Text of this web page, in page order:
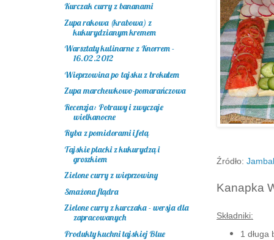
Źródło:
Kanapka
Składniki:
1 długa
Kurczak curry z bananami
Zupa rakowa (krabowa) z
kukurydzianym kremem
Warsztaty kulinarne z Knorrem -
16.02.2012
Wieprzowina po tajsku z brokułem
Zupa marchewkowo-pomarańczowa
Recenzja: Potrawy i zwyczaje
wielkanocne
Ryba z pomidorami i fetą
Tajskie placki z kukurydzą i
groszkiem
Zielone curry z wieprzowiny
Smażona flądra
Zielone curry z kurczaka - wersja dla
zapracowanych
Produkty kuchni tajskiej Blue